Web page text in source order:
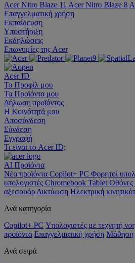
Acer Nitro Blaze 11 Acer Nitro Blaze 8
Επαγγελματική χρήση
Εκπαίδευση
Υποστήριξη
Εκδηλώσεις
Επωνυμίες της Acer
Acer ID
Το Προφίλ μου
Τα Προϊόντα μου
Δήλωση προϊόντος
Η Κοινότητά μου
Αποσύνδεση
Σύνδεση
Εγγραφή
Τι είναι το Acer ID;
AI Προϊόντα
Νέα προϊόντα Copilot+ PC Φορητοί
υπολογιστές Chromebook Tablet Οθόνες
αξεσουάρ Δικτύωση Ηλεκτρική
Ανά κατηγορία
Copilot+ PC Υπολογιστές με τεχνητή
προϊόντα Επαγγελματική χρήση Μάθηση
Ανά σειρά